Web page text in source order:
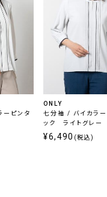
ーピンタ
ONLY
七分袖 / バイカラ
ック ライトグレー
¥6,490 (税込)